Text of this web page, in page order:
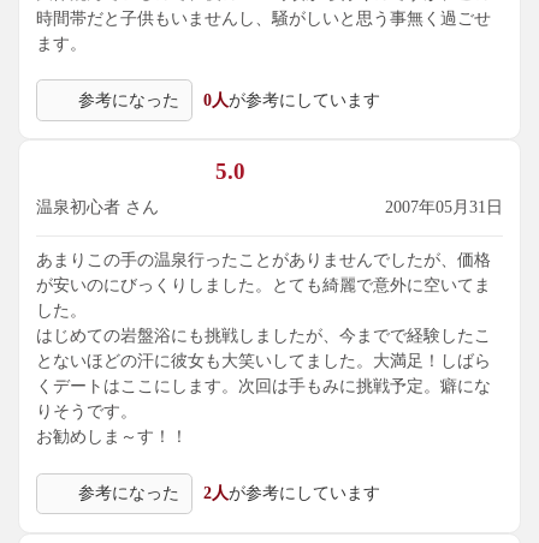
時間帯だと子供もいませんし、騒がしいと思う事無く過ごせ
ます。
参考になった 0人が参考にしています
5.0
温泉初心者 さん 2007年05月31日
あまりこの手の温泉行ったことがありませんでしたが、価格
が安いのにびっくりしました。とても綺麗で意外に空いてま
した。
はじめての岩盤浴にも挑戦しましたが、今までで経験したこ
とないほどの汗に彼女も大笑いしてました。大満足！しばら
くデートはここにします。次回は手もみに挑戦予定。癖にな
りそうです。
お勧めしま～す！！
参考になった 2人が参考にしています